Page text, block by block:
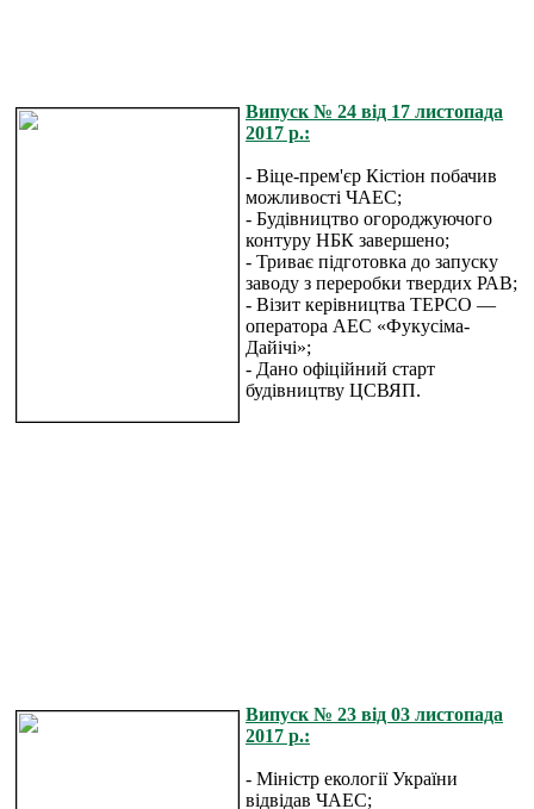
Випуск № 24 від 17 листопада
2017 р.:
- Віце-прем'єр Кістіон побачив
можливості ЧАЕС;
- Будівництво огороджуючого
контуру НБК завершено;
- Триває підготовка до запуску
заводу з переробки твердих РАВ;
- Візит керівництва ТЕРСО —
оператора АЕС «Фукусіма-
Дайічі»;
- Дано офіційний старт
будівництву ЦСВЯП.
Випуск № 23 від 03 листопада
2017 р.:
- Міністр екології України
відвідав ЧАЕС;